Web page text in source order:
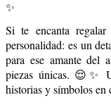
✨
Si te encanta
personalidad: es un
para ese amante del
piezas únicas. 😌✨
historias y símbolos en